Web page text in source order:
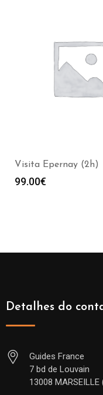
Visita Epernay (2h)
99.00€
Detalhes do
Guides France
7 bd de Louvain
13008 MARSEILLE